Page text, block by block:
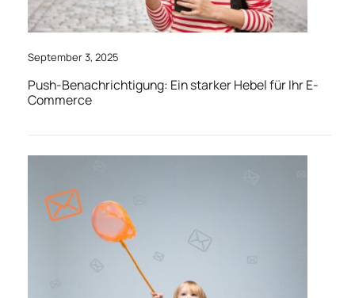
September 3, 2025
Push-Benachrichtigung: Ein starker Hebel für Ihr E-
Commerce